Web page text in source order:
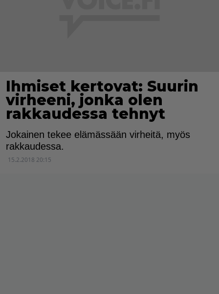
Ihmiset kertovat: Suurin
virheeni, jonka olen
rakkaudessa tehnyt
Jokainen tekee elämässään virheitä, myös
rakkaudessa.
15.2.2018 20:15